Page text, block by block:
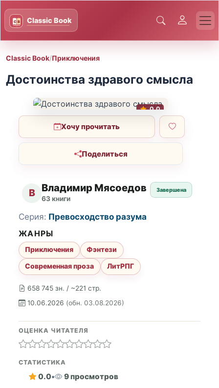
Classic Book/Приключения
Достоинства здравого смысла
0.0
Хочу прочитать
Поделиться
В Владимир Мясоедов
63 книги
Завершена
658 745 зн. / ~221 стр.
10.06.2026 (обн. 03.08.2026)
Серия: Превосходство разума
ЖАНРЫ
Приключения
Фэнтези
Современная проза
ЛитРПГ
ОЦЕНКА ЧИТАТЕЛЯ
СТАТИСТИКА
0.0• 9 просмотров